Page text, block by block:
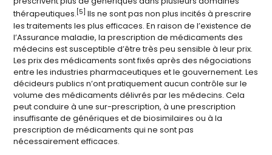
thérapeutiques. [5] Ils ne sont pas non plus incités à prescrire
les traitements les plus efficaces. En raison de l’existence de
l’Assurance maladie, la prescription de médicaments des
médecins est susceptible d’être très peu sensible à leur prix.
Les prix des médicaments sont fixés après des négociations
entre les industries pharmaceutiques et le gouvernement. Les
décideurs publics n’ont pratiquement aucun contrôle sur le
volume des médicaments délivrés par les médecins. Cela
peut conduire à une sur-prescription, à une prescription
insuffisante de génériques et de biosimilaires ou à la
prescription de médicaments qui ne sont pas
nécessairement efficaces.